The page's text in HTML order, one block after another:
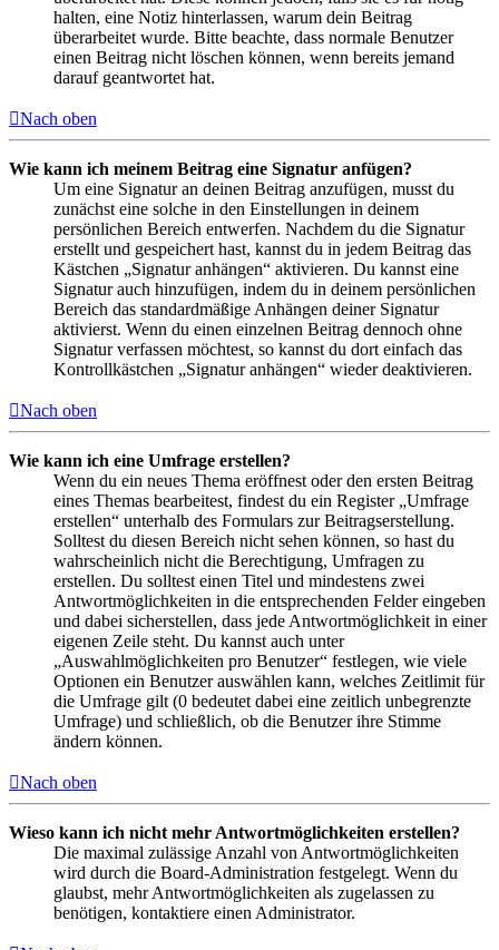
halten, eine Notiz hinterlassen, warum dein Beitrag
überarbeitet wurde. Bitte beachte, dass normale Benutzer
einen Beitrag nicht löschen können, wenn bereits jemand
darauf geantwortet hat.
Nach oben
Wie kann ich meinem Beitrag eine Signatur anfügen?
Um eine Signatur an deinen Beitrag anzufügen, musst du
zunächst eine solche in den Einstellungen in deinem
persönlichen Bereich entwerfen. Nachdem du die Signatur
erstellt und gespeichert hast, kannst du in jedem Beitrag das
Kästchen „Signatur anhängen“ aktivieren. Du kannst eine
Signatur auch hinzufügen, indem du in deinem persönlichen
Bereich das standardmäßige Anhängen deiner Signatur
aktivierst. Wenn du einen einzelnen Beitrag dennoch ohne
Signatur verfassen möchtest, so kannst du dort einfach das
Kontrollkästchen „Signatur anhängen“ wieder deaktivieren.
Nach oben
Wie kann ich eine Umfrage erstellen?
Wenn du ein neues Thema eröffnest oder den ersten Beitrag
eines Themas bearbeitest, findest du ein Register „Umfrage
erstellen“ unterhalb des Formulars zur Beitragserstellung.
Solltest du diesen Bereich nicht sehen können, so hast du
wahrscheinlich nicht die Berechtigung, Umfragen zu
erstellen. Du solltest einen Titel und mindestens zwei
Antwortmöglichkeiten in die entsprechenden Felder eingeben
und dabei sicherstellen, dass jede Antwortmöglichkeit in einer
eigenen Zeile steht. Du kannst auch unter
„Auswahlmöglichkeiten pro Benutzer“ festlegen, wie viele
Optionen ein Benutzer auswählen kann, welches Zeitlimit für
die Umfrage gilt (0 bedeutet dabei eine zeitlich unbegrenzte
Umfrage) und schließlich, ob die Benutzer ihre Stimme
ändern können.
Nach oben
Wieso kann ich nicht mehr Antwortmöglichkeiten erstellen?
Die maximal zulässige Anzahl von Antwortmöglichkeiten
wird durch die Board-Administration festgelegt. Wenn du
glaubst, mehr Antwortmöglichkeiten als zugelassen zu
benötigen, kontaktiere einen Administrator.